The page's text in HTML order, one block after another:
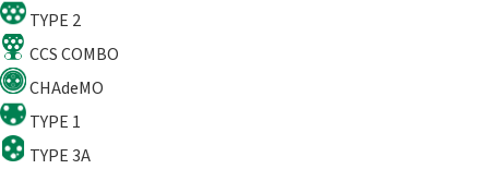
TYPE 2
CCS COMBO
CHAdeMO
TYPE 1
TYPE 3A